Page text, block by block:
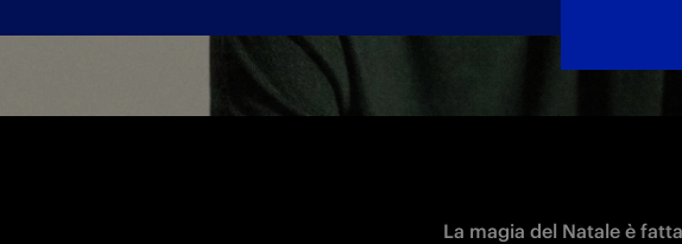
La magia del Natale è